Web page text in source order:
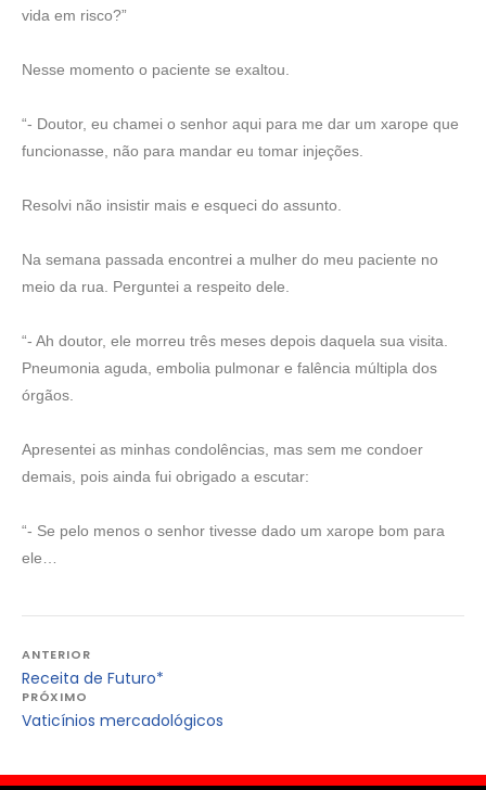
vida em risco?”
Nesse momento o paciente se exaltou.
“- Doutor, eu chamei o senhor aqui para me dar um xarope que
funcionasse, não para mandar eu tomar injeções.
Resolvi não insistir mais e esqueci do assunto.
Na semana passada encontrei a mulher do meu paciente no
meio da rua. Perguntei a respeito dele.
“- Ah doutor, ele morreu três meses depois daquela sua visita.
Pneumonia aguda, embolia pulmonar e falência múltipla dos
órgãos.
Apresentei as minhas condolências, mas sem me condoer
demais, pois ainda fui obrigado a escutar:
“- Se pelo menos o senhor tivesse dado um xarope bom para
ele…
Navegação
de
Post
ANTERIOR
Receita de Futuro*
PRÓXIMO
Vaticínios mercadológicos